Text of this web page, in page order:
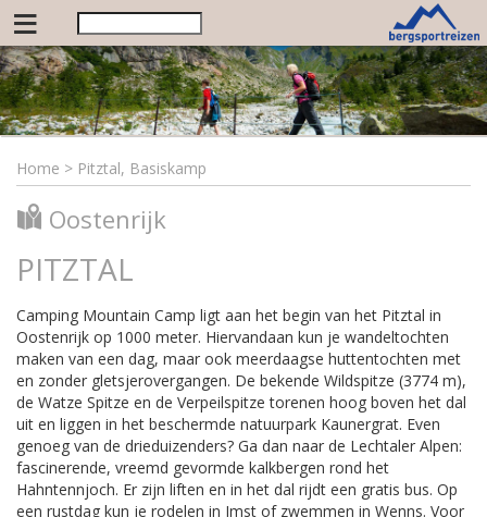
≡
Home > Pitztal, Basiskamp
Oostenrijk
PITZTAL
Camping Mountain Camp ligt aan het begin van het Pitztal in
Oostenrijk op 1000 meter. Hiervandaan kun je wandeltochten
maken van een dag, maar ook meerdaagse huttentochten met
en zonder gletsjerovergangen. De bekende Wildspitze (3774 m),
de Watze Spitze en de Verpeilspitze torenen hoog boven het dal
uit en liggen in het beschermde natuurpark Kaunergrat. Even
genoeg van de drieduizenders? Ga dan naar de Lechtaler Alpen:
fascinerende, vreemd gevormde kalkbergen rond het
Hahntennjoch. Er zijn liften en in het dal rijdt een gratis bus. Op
een rustdag kun je rodelen in Imst of zwemmen in Wenns. Voor